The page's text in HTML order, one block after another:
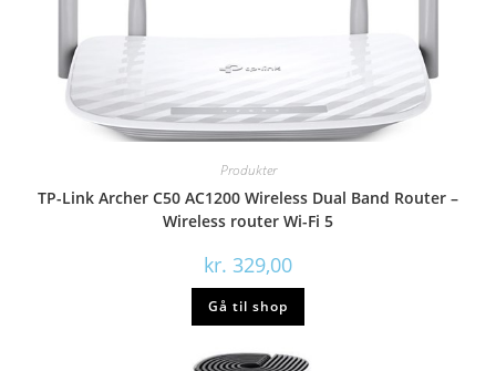
Produkter
TP-Link Archer C50 AC1200 Wireless Dual Band Router –
Wireless router Wi-Fi 5
kr. 329,00
Gå til shop